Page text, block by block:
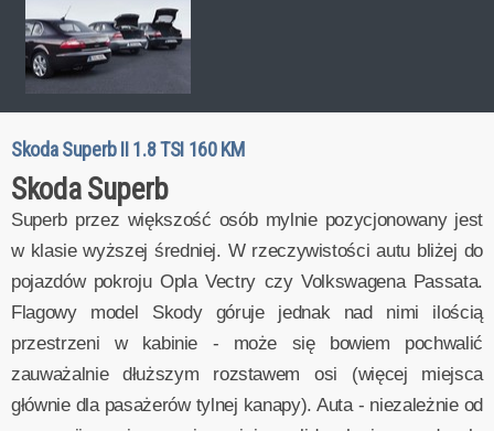
Skoda Superb II 1.8 TSI 160 KM
Skoda Superb
Superb przez większość osób mylnie pozycjonowany jest
w klasie wyższej średniej. W rzeczywistości autu bliżej do
pojazdów pokroju Opla Vectry czy Volkswagena Passata.
Flagowy model Skody góruje jednak nad nimi ilością
przestrzeni w kabinie - może się bowiem pochwalić
zauważalnie dłuższym rozstawem osi (więcej miejsca
głównie dla pasażerów tylnej kanapy). Auta - niezależnie od